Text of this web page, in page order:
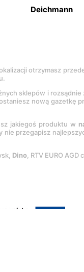
Deichmann
otrzymasz
sklepów i rozsądnie
nową gazetkę
jakiegoś produktu w
nie przegapisz
Dino, RTV EURO AGD